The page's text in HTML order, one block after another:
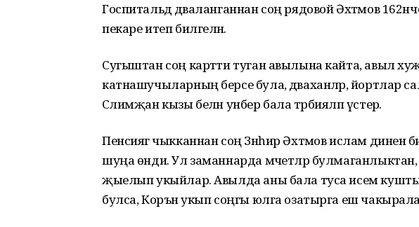
Госпитальдә дәваланганнан соң рядовой Әхтәмов
пекаре итеп билгеләнә.
Сугыштан соң картәти туган авылына кайта, авыл
катнашучыларның берсе була, дәваханәләр, йортлар
Сәлимҗан кызы белән унбер бала тәрбияләп үстерә.
Пенсиягә чыкканнан соң Зәнһир Әхтәмов ислам диненә
шуңа өнди. Ул заманнарда мәчетләр
җыелып укыйлар. Авылда аны бала туса исем
булса, Коръән укып соңгы юлга озатырга еш